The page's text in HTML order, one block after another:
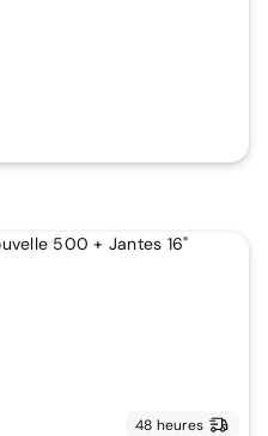
48 heures